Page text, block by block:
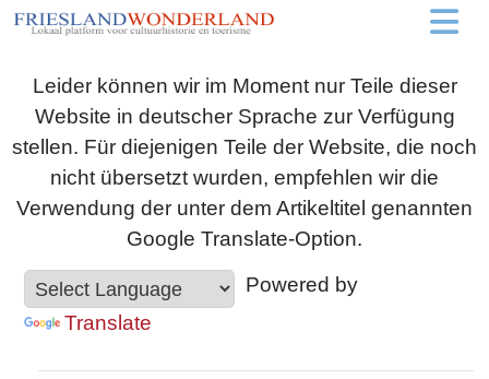
Leider können wir im Moment nur Teile dieser
Website in deutscher Sprache zur Verfügung
stellen. Für diejenigen Teile der Website, die noch
nicht übersetzt wurden, empfehlen wir die
Verwendung der unter dem Artikeltitel genannten
Google Translate-Option.
Powered by
Translate